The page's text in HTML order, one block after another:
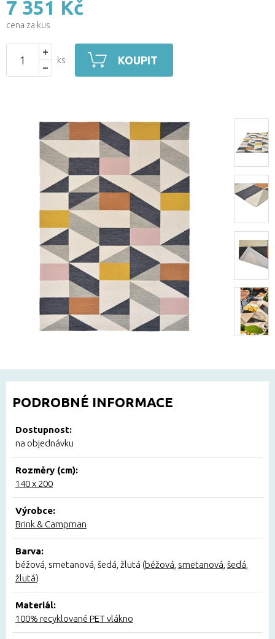
7 351 Kč
cena za kus
ks KOUPIT
PODROBNÉ INFORMACE
Dostupnost:
na objednávku
Rozměry (cm):
140 x 200
Výrobce:
Brink & Campman
Barva:
béžová, smetanová, šedá, žlutá (béžová smetanová šedá
žlutá)
Materiál:
100% recyklované PET vlákno